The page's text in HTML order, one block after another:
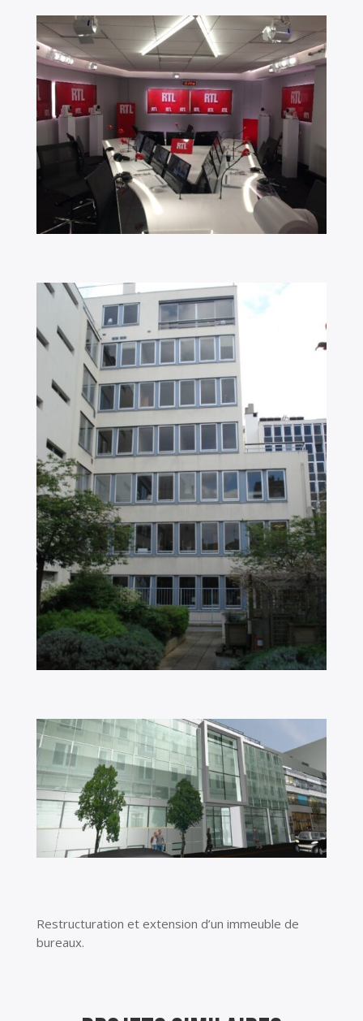
Restructuration et extension d’un immeuble de
bureaux.